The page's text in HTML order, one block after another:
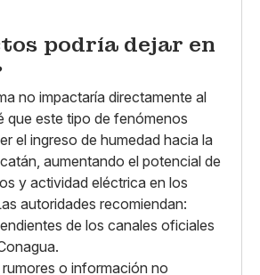
podría dejar en
no impactaría directamente al
que este tipo de fenómenos
el ingreso de humedad hacia la
aumentando el potencial de
y actividad eléctrica en los
autoridades recomiendan:
de los canales oficiales
o información no